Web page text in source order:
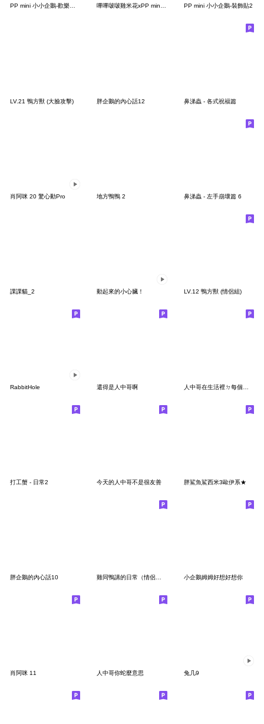
PP mini 小小企鵝-歡樂動物園派對 嗶嗶啵啵雞米花xPP mini 小小企鵝 PP mini 小小企鵝-裝飾貼2
LV.21 鴨方獸 (大臉攻擊) 胖企鵝的內心話12 鼻涕蟲 - 各式祝福篇
肖阿咪 20 驚心動Pro 地方鴨鴨 2 鼻涕蟲 - 左手崩壞篇 6
課課貓_2 動起來的小心臟！ LV.12 鴨方獸 (情侶組)
RabbitHole 還得是人中哥啊
打工蟹 - 日常2 今天的人中哥不是很友善 胖鯊魚鯊西米3歐伊系★
胖企鵝的內心話10 雞同鴨講的日常（情侶對話篇） 小企鵝姆姆好想好想你
肖阿咪 11 人中哥你蛇麼意思 兔几9